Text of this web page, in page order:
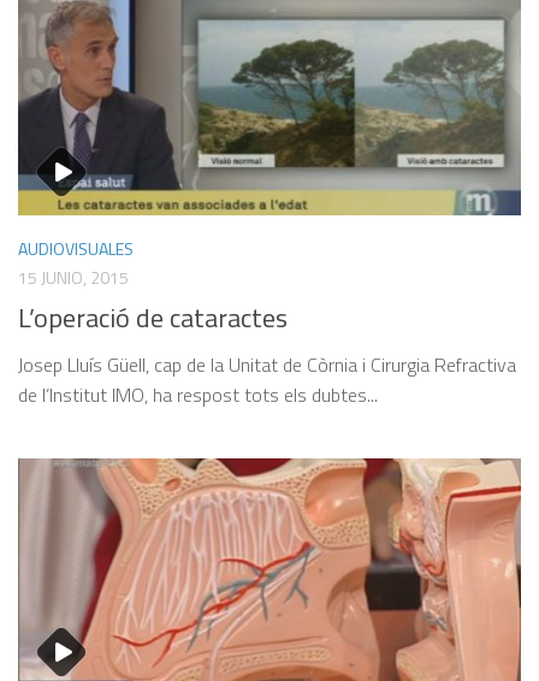
AUDIOVISUALES
15 JUNIO, 2015
L’operació de cataractes
Josep Lluís Güell, cap de la Unitat de Còrnia i Cirurgia Refractiva
de l’Institut IMO, ha respost tots els dubtes...